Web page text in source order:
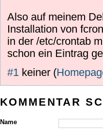
Also auf meinem
Installation von
in der /etc/crontab
schon ein Eintrag
#1 keiner (
KOMMENTAR
Name